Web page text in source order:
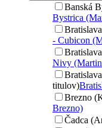
Banská
Bystrica
- Cubicon
Nivy
titulov)
Brezno
Brezno)
Čadca